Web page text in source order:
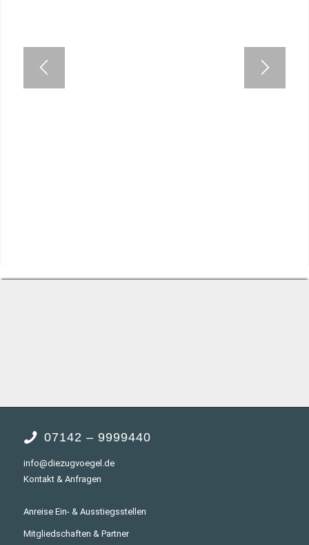
07142 – 9999440
info@diezugvoegel.de
Kontakt & Anfragen
Anreise Ein- & Ausstiegsstellen
Mitgliedschaften & Partner